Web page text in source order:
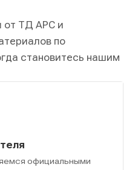
от ТД АРС и
по
становитесь нашим
официальными